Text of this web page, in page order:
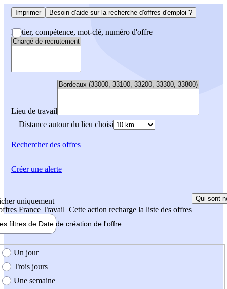
Imprimer Besoin d'aide sur la recherche d'offres d'emploi ?
Métier, compétence, mot-clé, numéro d'offre
Lieu de travail
Distance autour du lieu choisi
Rechercherdes offres
uniquement
France Travail Cette action recharge la liste des offres
Qui sont
filtres de Date de création de l'offre
création de l'offre
Un jour
Trois jours
Une semaine
Créer une alerte